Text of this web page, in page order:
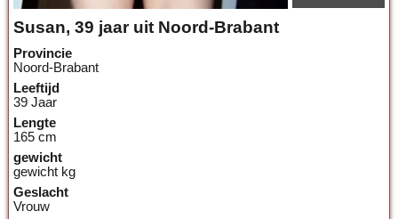
Susan, 39 jaar uit Noord-Brabant
Provincie
Noord-Brabant
Leeftijd
39 Jaar
Lengte
165 cm
gewicht
gewicht kg
Geslacht
Vrouw